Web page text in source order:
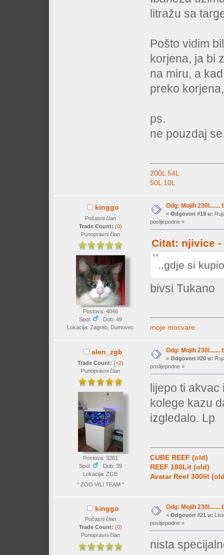
litražu sa
Pošto vidim
korjena, ja bi
na miru, a
preko
ps.
ne pouzdaj
200L 54L
50L 10L
kinggo
Počasni član
Trade Count: (0)
Punopravni član
Postova: 4046
Spol:
Dob: 49
Lokacija: Zagreb, Dumovec
Odg: Mojih 230l.......
« Odgovori #19 u:
poslijepodne »
Citat: njivice -
..gdje si
bivsi Tukano
moje mocvare
alen_zgb
Trade Count: (+2)
Punopravni član
Postova: 3261
Spol:
Dob: 39
Lokacija: ZGB
" ZOO VILI TEAM "
Odg: Mojih 230l.......
« Odgovori #20 u:
poslijepodne »
lijepo ti
kolege kazu
izgledalo. Lp
CUBE REEF (old)
REEF 180Lit (old)
Avatar Reef 300lit
kinggo
Počasni član
Trade Count: (0)
Punopravni član
Odg: Mojih 230l.......
« Odgovori #21 u:
poslijepodne »
nista